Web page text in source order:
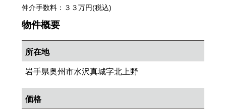
仲介手数料：３３万円(税込)
物件概要
所在地
岩手県奥州市水沢真城字北上野
価格